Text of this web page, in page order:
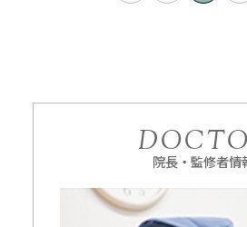
院長・監修者情